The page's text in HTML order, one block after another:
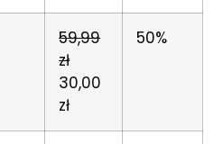
59,99
zł
30,00
zł
50%